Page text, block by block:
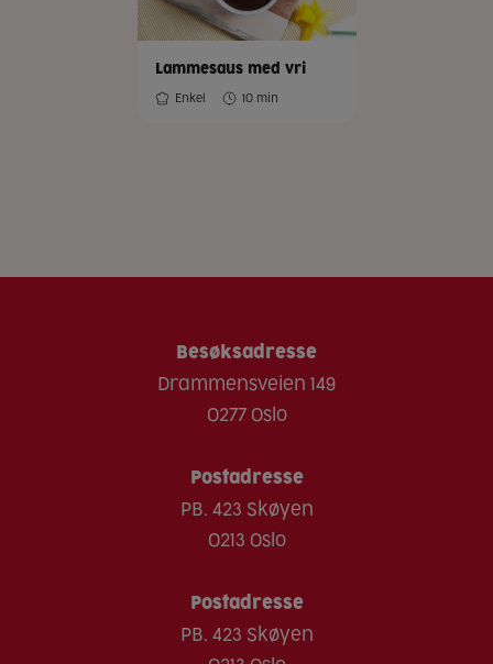
Lammesaus med vri
Enkel 10 min
Besøksadresse
Drammensveien 149
0277 Oslo
Postadresse
PB. 423 Skøyen
0213 Oslo
Postadresse
PB. 423 Skøyen